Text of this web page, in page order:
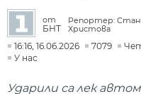
от
БНТ
Репортер:
Христова
16:16, 16.06.2026 7079
У нас
Ударили са лек